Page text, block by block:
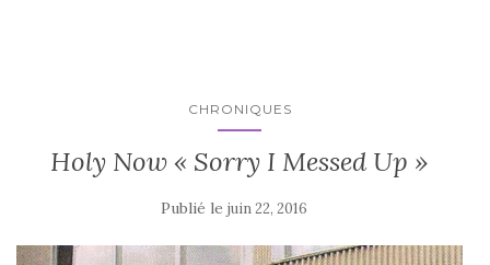
CHRONIQUES
Holy Now « Sorry I Messed Up »
Publié le juin 22, 2016